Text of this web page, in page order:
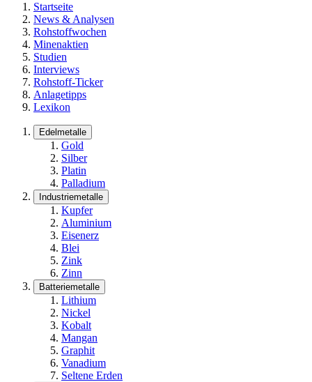
Startseite
News & Analysen
Rohstoffwochen
Minenaktien
Studien
Interviews
Rohstoff-Ticker
Anlagetipps
Lexikon
Edelmetalle
Gold
Silber
Platin
Palladium
Industriemetalle
Kupfer
Aluminium
Eisenerz
Blei
Zink
Zinn
Batteriemetalle
Lithium
Nickel
Kobalt
Mangan
Graphit
Vanadium
Seltene Erden